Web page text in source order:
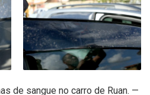
de sangue no carro de Ruan. —